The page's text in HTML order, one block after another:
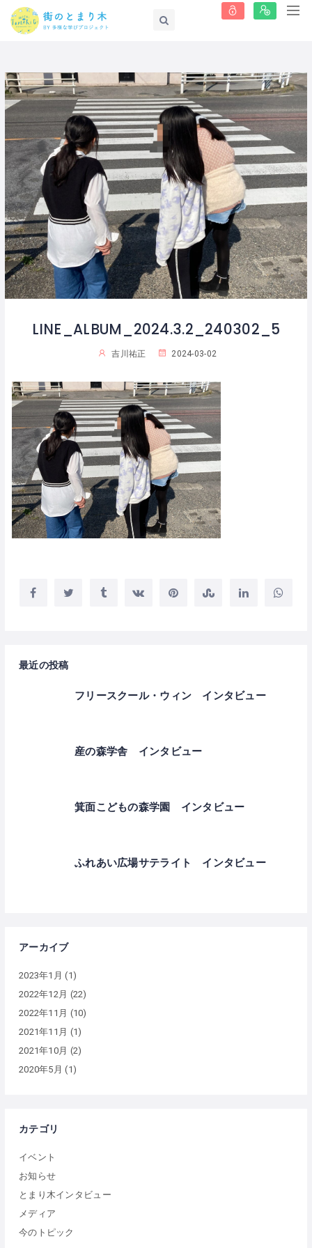
LINE_ALBUM_2024.3.2_240302_5
吉川祐正 2024-03-02
最近の投稿
フリースクール・ウィン インタビュー
産の森学舎 インタビュー
箕面こどもの森学園 インタビュー
ふれあい広場サテライト インタビュー
アーカイブ
2023年1月 (1)
2022年12月 (22)
2022年11月 (10)
2021年11月 (1)
2021年10月 (2)
2020年5月 (1)
カテゴリ
イベント
お知らせ
とまり木インタビュー
メディア
今のトピック